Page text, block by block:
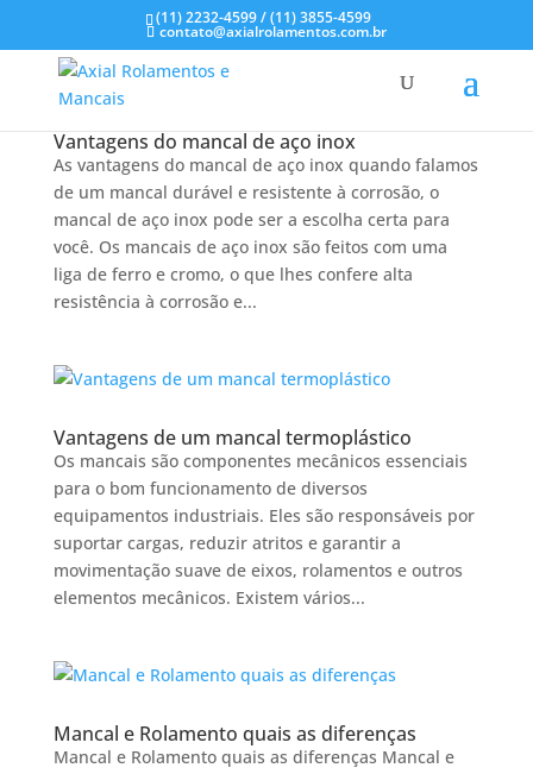
(11) 2232-4599 / (11) 3855-4599
contato@axialrolamentos.com.br
Vantagens do mancal de aço inox
As vantagens do mancal de aço inox quando falamos
de um mancal durável e resistente à corrosão, o
mancal de aço inox pode ser a escolha certa para
você. Os mancais de aço inox são feitos com uma
liga de ferro e cromo, o que lhes confere alta
resistência à corrosão e...
Vantagens de um mancal termoplástico
Os mancais são componentes mecânicos essenciais
para o bom funcionamento de diversos
equipamentos industriais. Eles são responsáveis por
suportar cargas, reduzir atritos e garantir a
movimentação suave de eixos, rolamentos e outros
elementos mecânicos. Existem vários...
Mancal e Rolamento quais as diferenças
Mancal e Rolamento quais as diferenças Mancal e